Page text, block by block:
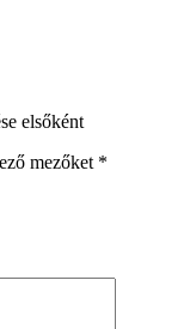
elsőként
mezőket *